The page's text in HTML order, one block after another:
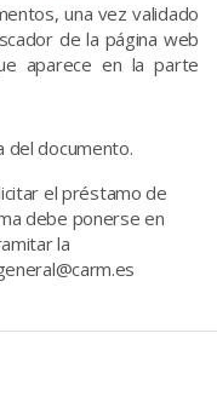
una vez validado
de la página web
aparece en la parte
del documento.
el préstamo de
debe ponerse en
la